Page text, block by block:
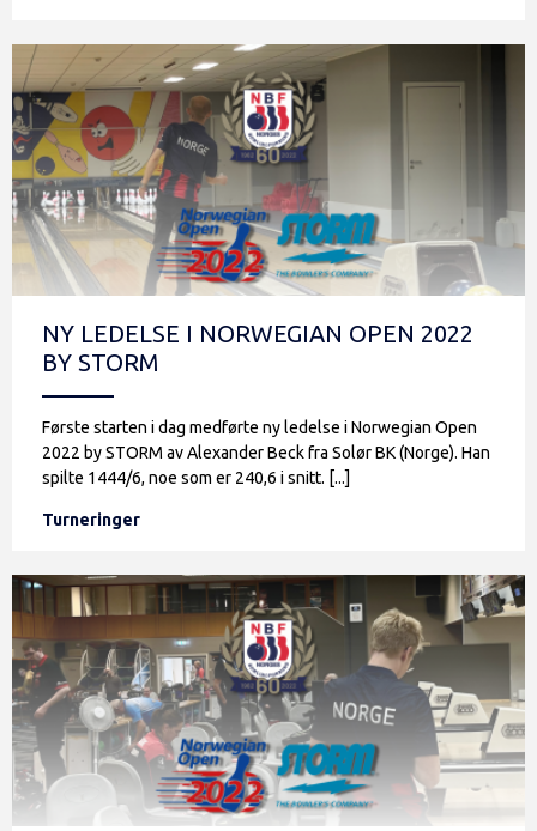
Turneringer
NY LEDELSE I NORWEGIAN OPEN 2022
BY STORM
Første starten i dag medførte ny ledelse i Norwegian Open
2022 by STORM av Alexander Beck fra Solør BK (Norge). Han
spilte 1444/6, noe som er 240,6 i snitt. [...]